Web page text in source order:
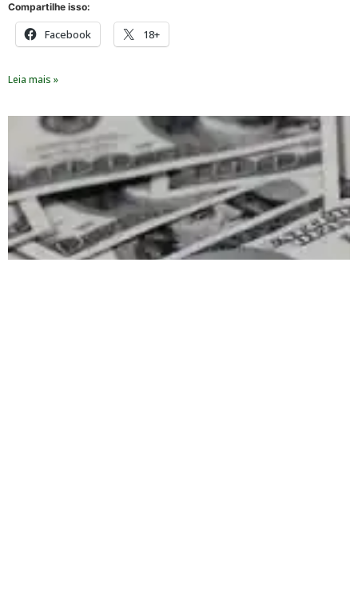
Compartilhe isso:
Facebook 18+
Leia mais »